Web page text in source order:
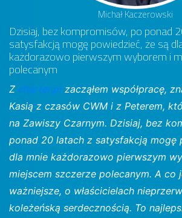
Michał Kaczerowski
Dzisiaj, bez kompromisów, po ponad
satysfakcją mogę powiedzieć, że są
każdorazowo pierwszym wyborem i
polecanym
Z charter.pl zacząłem współpracę,
Kasią z czasów CWM i z Peterem,
na Zawiszy Czarnym. Dzisiaj, bez
ponad 20 latach z satysfakcją mogę
dla mnie każdorazowo pierwszym
miejscem szczerze polecanym. A co
ważniejsze, o właścicielach
koleżeńską serdecznością. To